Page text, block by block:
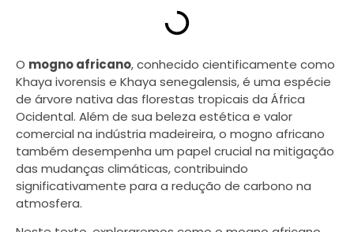
O mogno africano, conhecido cientificamente como
Khaya ivorensis e Khaya senegalensis, é uma espécie
de árvore nativa das florestas tropicais da África
Ocidental. Além de sua beleza estética e valor
comercial na indústria madeireira, o mogno africano
também desempenha um papel crucial na mitigação
das mudanças climáticas, contribuindo
significativamente para a redução de carbono na
atmosfera.